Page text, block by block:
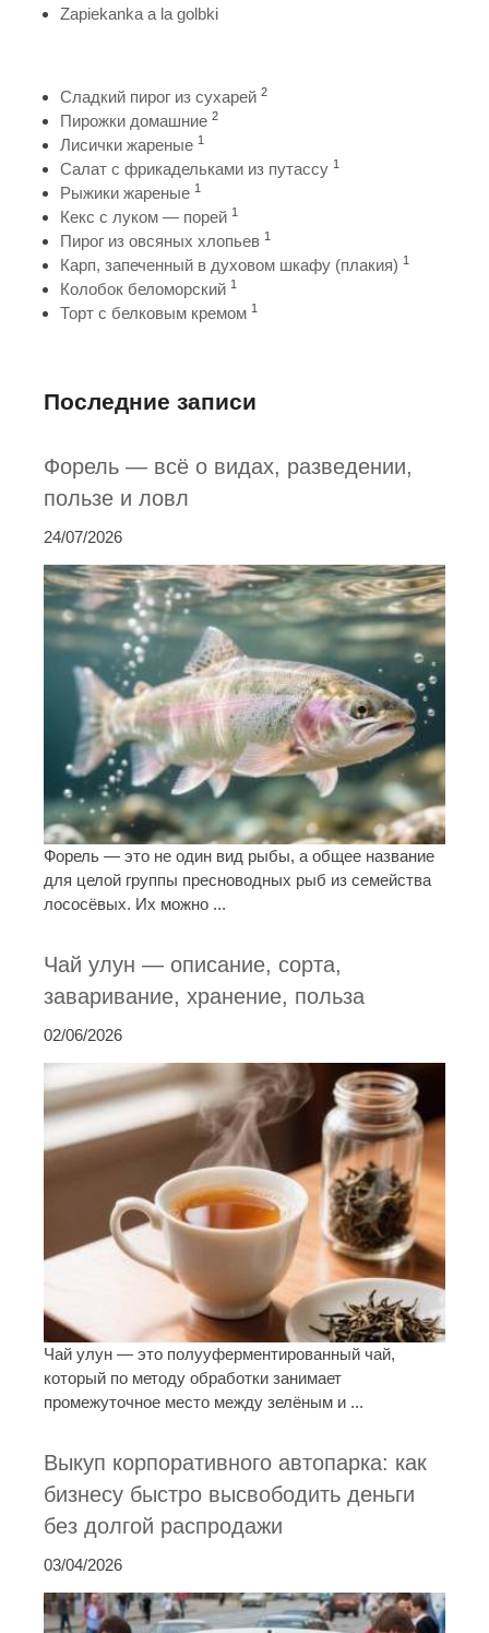
Zapiekanka a la golbki
Сладкий пирог из сухарей 2
Пирожки домашние 2
Лисички жареные 1
Салат с фрикадельками из путассу 1
Рыжики жареные 1
Кекс с луком — порей 1
Пирог из овсяных хлопьев 1
Карп, запеченный в духовом шкафу (плакия) 1
Колобок беломорский 1
Торт с белковым кремом 1
Последние записи
Форель — всё о видах, разведении,
пользе и ловл
24/07/2026
Форель — это не один вид рыбы, а общее название
для целой группы пресноводных рыб из семейства
лососёвых. Их можно ...
Чай улун — описание, сорта,
заваривание, хранение, польза
02/06/2026
Чай улун — это полууферментированный чай,
который по методу обработки занимает
промежуточное место между зелёным и ...
Выкуп корпоративного автопарка: как
бизнесу быстро высвободить деньги
без долгой распродажи
03/04/2026